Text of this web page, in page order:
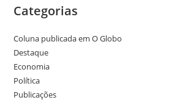
Categorias
Coluna publicada em O Globo
Destaque
Economia
Política
Publicações